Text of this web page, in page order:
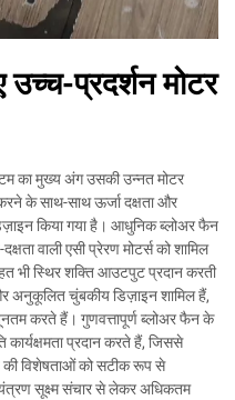
प्रदर्शन मोटर
का मुख्य अंग उसकी उन्नत मोटर
के साथ-साथ ऊर्जा दक्षता और
किया गया है। आधुनिक ब्लोअर फैन
वाली एसी प्रेरण मोटर्स को शामिल
भी स्थिर शक्ति आउटपुट प्रदान करती
अनुकूलित चुंबकीय डिज़ाइन शामिल हैं,
करते हैं। गुणवत्तापूर्ण ब्लोअर फैन के
प्रदान करते हैं, जिससे
की विशेषताओं को सटीक रूप से
सूक्ष्म संचार से लेकर अधिकतम